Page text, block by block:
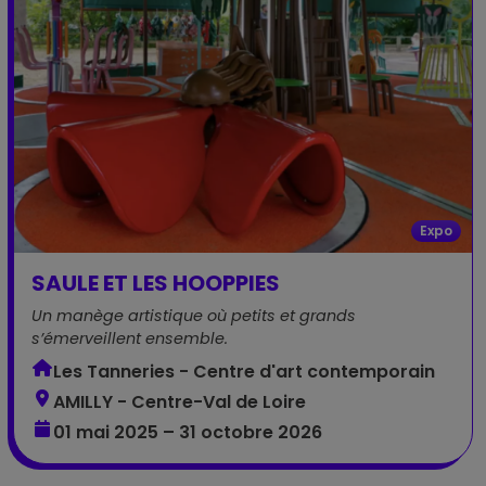
Expo
SAULE ET LES HOOPPIES
Un manège artistique où petits et grands
s’émerveillent ensemble.
Les Tanneries - Centre d'art contemporain
AMILLY - Centre-Val de Loire
01 mai 2025 – 31 octobre 2026